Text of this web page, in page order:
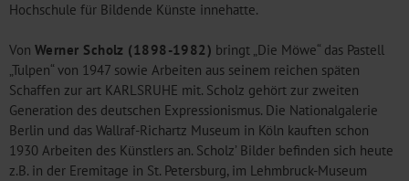
Hochschule für Bildende Künste innehatte.
Von Werner Scholz (1898-1982) bringt „Die Möwe“ das Pastell
„Tulpen“ von 1947 sowie Arbeiten aus seinem reichen späten
Schaffen zur art KARLSRUHE mit. Scholz gehört zur zweiten
Generation des deutschen Expressionismus. Die Nationalgalerie
Berlin und das Wallraf-Richartz Museum in Köln kauften schon
1930 Arbeiten des Künstlers an. Scholz’ Bilder befinden sich heute
z.B. in der Eremitage in St. Petersburg, im Lehmbruck-Museum